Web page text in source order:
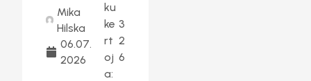
Mika
Hilska
06.07.
2026
ku
ke
rt
oj
a:
3
2
6